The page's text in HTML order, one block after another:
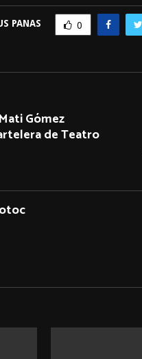
PANAS 0
Gómez
de Teatro